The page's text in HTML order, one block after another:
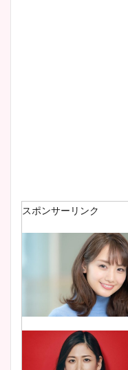
スポンサーリンク